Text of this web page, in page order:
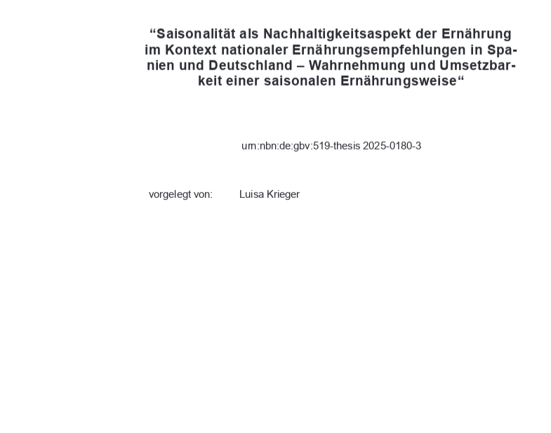
“Saisonalität als Nachhaltigkeitsaspekt der Ernährung
im Kontext nationaler Ernährungsempfehlungen in Spa-
nien und Deutschland – Wahrnehmung und Umsetzbar-
keit einer saisonalen Ernährungsweise“
urn:nbn:de:gbv:519-thesis 2025-0180-3
vorgelegt von: Luisa Krieger